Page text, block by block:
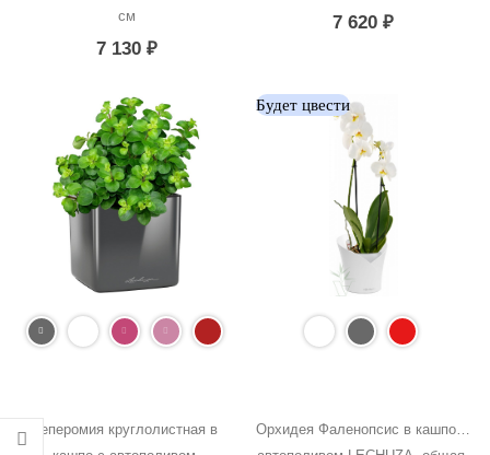
см
7 130 ₽
7 620₽
Пеперомия круглолистная в
Будет цвести
Орхидея Фаленопсис в кашпо с